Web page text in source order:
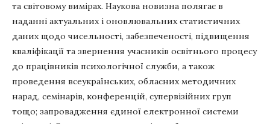
та світовому вимірах. Наукова новизна полягає в
наданні актуальних і оновлювальних статистичних
даних щодо чисельності, забезпеченості, підвищення
кваліфікації та звернення учасників освітнього процесу
до працівників психологічної служби, а також
проведення всеукраїнських, обласних методичних
нарад, семінарів, конференцій, супервізійних груп
тощо; запровадження єдиної електронної системи